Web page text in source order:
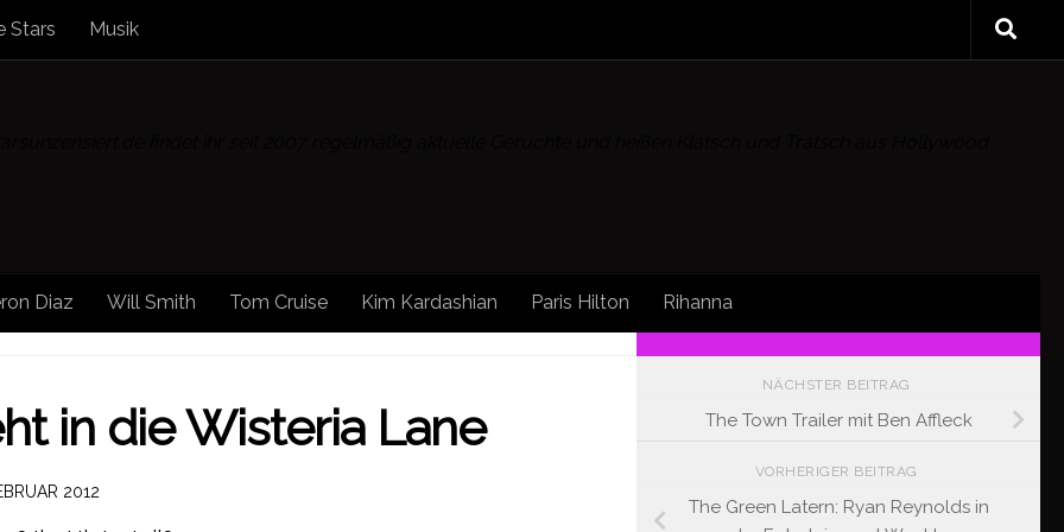
Stars Musik
Diaz Will Smith Tom Cruise Kim Kardashian Paris Hilton Rihanna
in die Wisteria Lane
2012
NÄCHSTER BEITRAG
The Town Trailer mit Ben Affleck
VORHERIGER BEITRAG
The Green Latern: Ryan Reynolds in